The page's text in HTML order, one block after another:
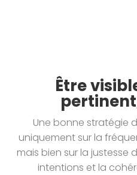
Être
Une bonne stratégie
uniquement sur la
mais bien sur la justesse
intentions et la